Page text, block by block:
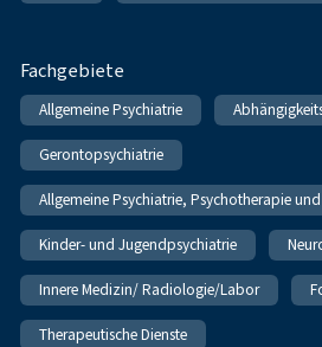
Fachgebiete
Allgemeine Psychiatrie
Gerontopsychiatrie
Allgemeine Psychiatrie, Psychotherapie
Kinder- und Jugendpsychiatrie
Innere Medizin/ Radiologie/Labor
Therapeutische Dienste